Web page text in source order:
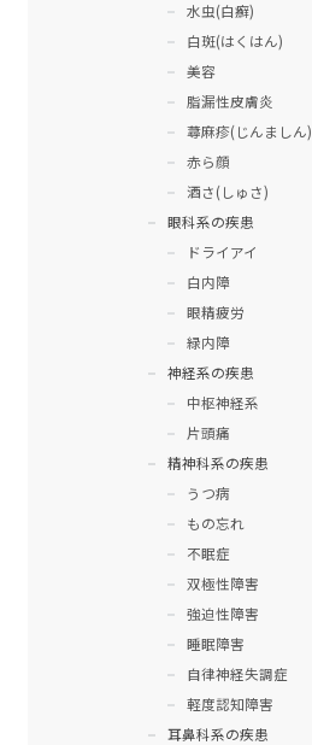
水虫(白癬)
白斑(はくはん)
美容
脂漏性皮膚炎
蕁麻疹(じんましん)
赤ら顔
酒さ(しゅさ)
眼科系の疾患
ドライアイ
白内障
眼精疲労
緑内障
神経系の疾患
中枢神経系
片頭痛
精神科系の疾患
うつ病
もの忘れ
不眠症
双極性障害
強迫性障害
睡眠障害
自律神経失調症
軽度認知障害
耳鼻科系の疾患